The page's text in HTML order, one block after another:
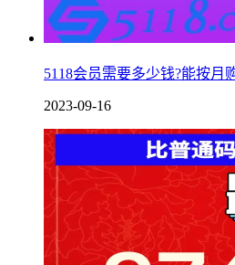
5118会员需要多少钱?能按月
2023-09-16